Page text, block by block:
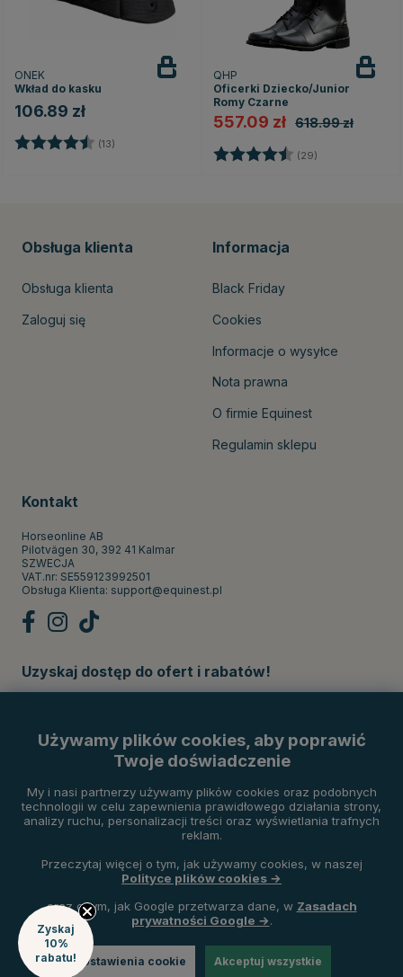
ONEK
Wkład do kasku
106.89 zł
Ocena: (13)
QHP
Oficerki Dziecko/Junior
Romy Czarne
557.09 zł 618.99 zł
Ocena: (29)
Obsługa klienta
Obsługa klienta
Zaloguj się
Informacja
Black Friday
Cookies
Informacje o wysyłce
Nota prawna
O firmie Equinest
Regulamin sklepu
Kontakt
Horseonline AB
Pilotvägen 30, 392 41 Kalmar
SZWECJA
VAT.nr: SE559123992501
Obsługa Klienta: support@equinest.pl
Uzyskaj dostęp do ofert i rabatów!
Używamy plików cookies, aby poprawić
Twoje doświadczenie
My i nasi partnerzy używamy plików cookies oraz podobnych
technologii w celu zapewnienia prawidłowego działania strony,
analizy ruchu, personalizacji treści oraz wyświetlania trafnych
reklam.
Przeczytaj więcej o tym, jak używamy cookies, w naszej
Polityce plików cookies →
oraz o tym, jak Google przetwarza dane, w Zasadach
prywatności Google →.
Ustawienia cookie Akceptuj wszystkie
Zyskaj
10%
rabatu!